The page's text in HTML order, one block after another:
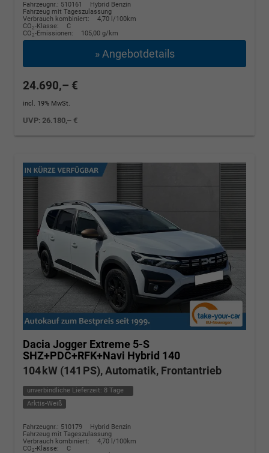
Fahrzeugnr.: 510161
Hybrid Benzin
Fahrzeug mit Tageszulassung
Verbrauch kombiniert:
4,70 l/100km
CO2-Klasse:
C
CO2-Emissionen: 105,00 g/km
» Angebotdetails
24.690,– €
incl. 19% MwSt.
UVP:26.180,– €
Dacia Jogger Extreme 5-S
SHZ+PDC+RFK+Navi Hybrid 140
104 kW (141 PS), Automatik, Frontantrieb
unverbindliche Lieferzeit: 8 Tage
Arktis-Weiß
Fahrzeugnr.: 510179
Hybrid Benzin
Fahrzeug mit Tageszulassung
Verbrauch kombiniert:
4,70 l/100km
CO2-Klasse:
C